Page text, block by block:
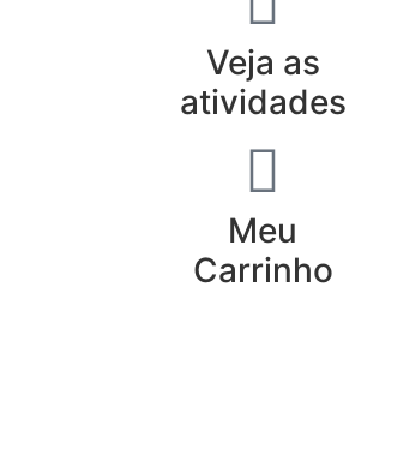
Veja as
atividades
Meu
Carrinho